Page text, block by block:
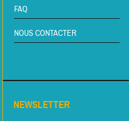
FAQ
NOUS CONTACTER
NEWSLETTER